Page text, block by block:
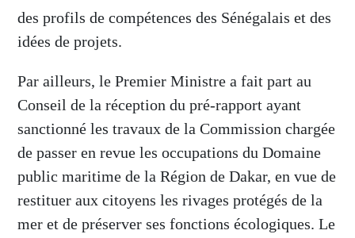
des profils de compétences des Sénégalais et des
idées de projets.
Par ailleurs, le Premier Ministre a fait part au
Conseil de la réception du pré-rapport ayant
sanctionné les travaux de la Commission chargée
de passer en revue les occupations du Domaine
public maritime de la Région de Dakar, en vue de
restituer aux citoyens les rivages protégés de la
mer et de préserver ses fonctions écologiques. Le